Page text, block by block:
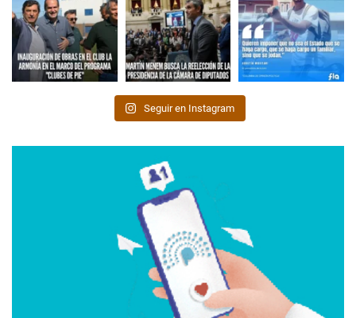
Seguir en Instagram